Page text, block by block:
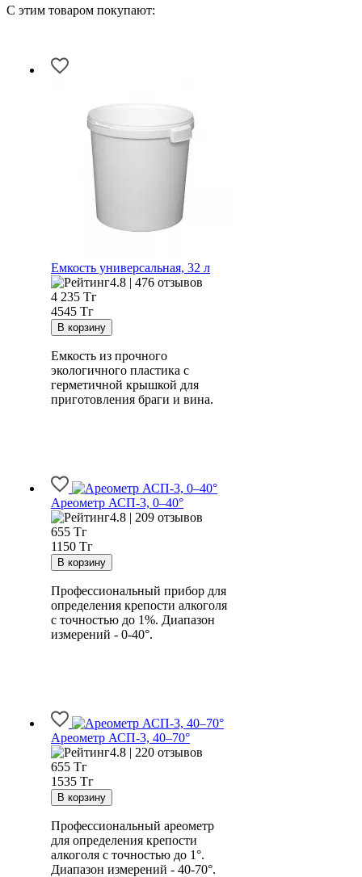
С этим товаром покупают:
Емкость универсальная, 32 л
4.8 | 476 отзывов
4 235 Тг
4545 Тг
Емкость из прочного
экологичного пластика с
герметичной крышкой для
приготовления браги и вина.
Ареометр АСП-3, 0–40°
4.8 | 209 отзывов
655 Тг
1150 Тг
Профессиональный прибор для
определения крепости алкоголя
с точностью до 1%. Диапазон
измерений - 0-40°.
Ареометр АСП-3, 40–70°
4.8 | 220 отзывов
655 Тг
1535 Тг
Профессиональный ареометр
для определения крепости
алкоголя с точностью до 1°.
Диапазон измерений - 40-70°.